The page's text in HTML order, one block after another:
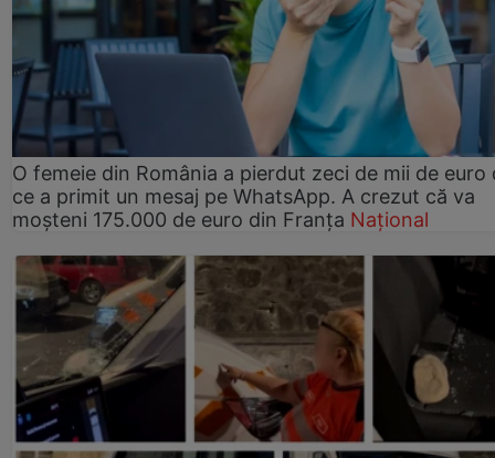
O femeie din România a pierdut zeci de mii de euro
ce a primit un mesaj pe WhatsApp. A crezut că va
moșteni 175.000 de euro din Franța Național